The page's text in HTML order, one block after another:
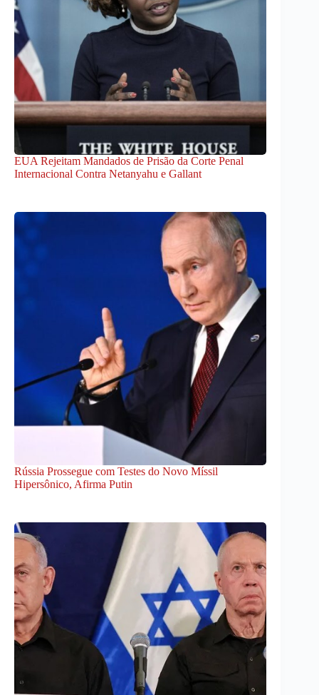
EUA Rejeitam Mandados de Prisão da Corte Penal
Internacional Contra Netanyahu e Gallant
Rússia Prossegue com Testes do Novo Míssil
Hipersônico, Afirma Putin